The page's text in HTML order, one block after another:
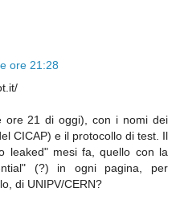
ore 21:28
ore 21 di oggi), con i nomi dei
CICAP) e il protocollo di test. Il
leaked" mesi fa, quello con la
(?) in ogni pagina, per
di UNIPV/CERN?